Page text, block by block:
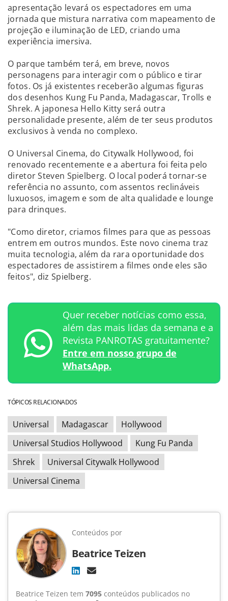
apresentação levará os espectadores em uma
jornada que mistura narrativa com mapeamento de
projeção e iluminação de LED, criando uma
experiência imersiva.
O parque também terá, em breve, novos
personagens para interagir com o público e tirar
fotos. Os já existentes receberão algumas figuras
dos desenhos Kung Fu Panda, Madagascar, Trolls e
Shrek. A japonesa Hello Kitty será outra
personalidade presente, além de ter seus produtos
exclusivos à venda no complexo.
O Universal Cinema, do Citywalk Hollywood, foi
renovado recentemente e a abertura foi feita pelo
diretor Steven Spielberg. O local poderá tornar-se
referência no assunto, com assentos reclináveis
luxuosos, imagem e som de alta qualidade e lounge
para drinques.
"Como diretor, criamos filmes para que as pessoas
entrem em outros mundos. Este novo cinema traz
muita tecnologia, além da rara oportunidade dos
espectadores de assistirem a filmes onde eles são
feitos", diz Spielberg.
Quer receber notícias como essa,
além das mais lidas da semana e a
Revista PANROTAS gratuitamente?
Entre em nosso grupo de
WhatsApp.
TÓPICOS RELACIONADOS
Universal Madagascar
Hollywood
Universal Studios Hollywood
Kung Fu Panda
Shrek
Universal Citywalk Hollywood
Universal Cinema
Conteúdos por
Beatrice Teizen
Beatrice Teizen tem 7095 conteúdos publicados no